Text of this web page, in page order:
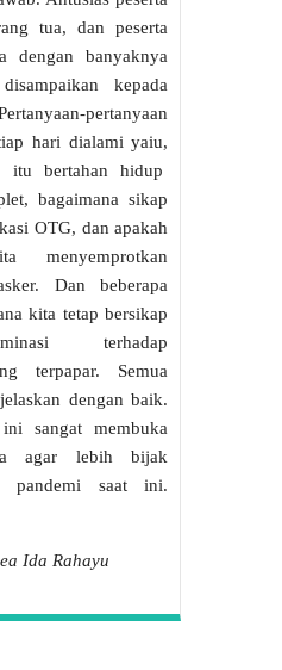
tua, dan peserta
dengan banyaknya
kepada
pertanyaan
hari dialami yaiu,
itu bertahan hidup
bagaimana sikap
OTG, dan apakah
Dan beberapa
kita tetap bersikap
terhadap
terpapar. Semua
dengan baik.
sangat membuka
agar lebih bijak
pandemi saat ini.
Ida Rahayu